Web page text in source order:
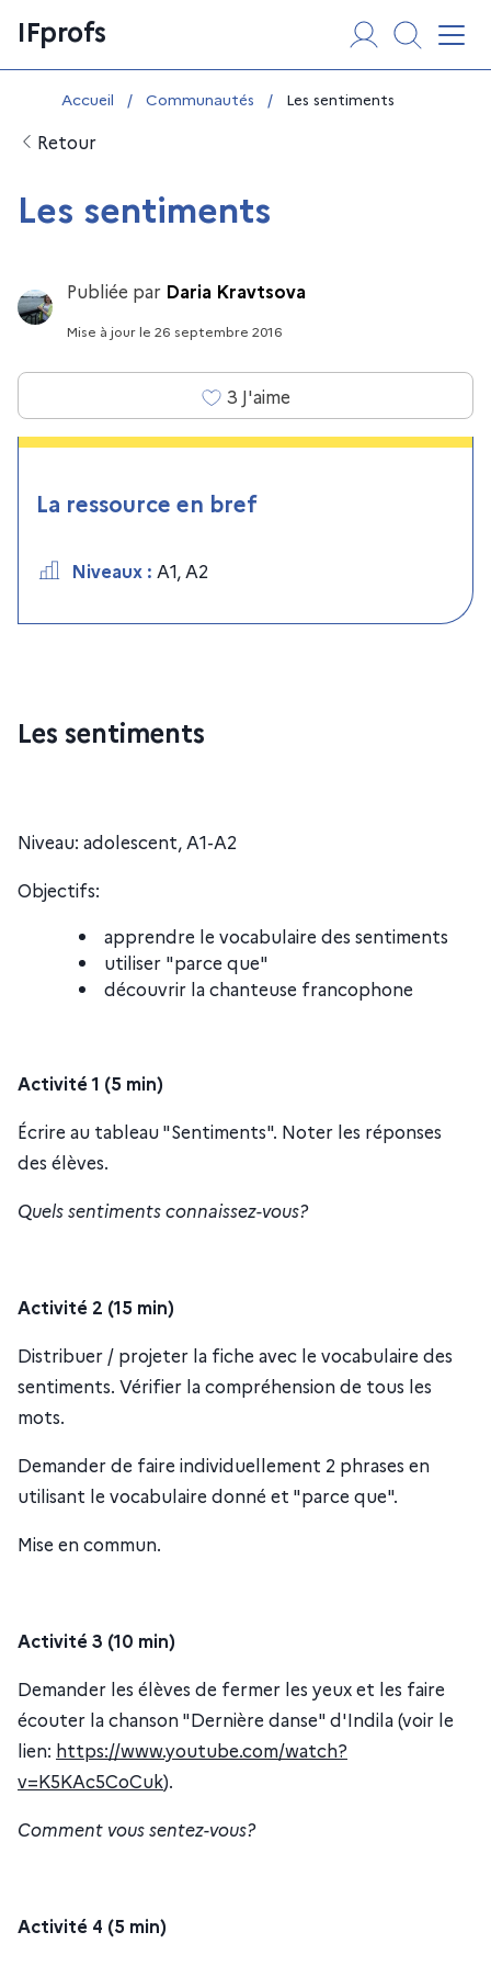
au
contenu
IFprofs
Vous êtes ici :
Accueil / Communautés / Les sentiments
Retour
Les sentiments
Publiée par Daria Kravtsova
Mise à jourle 26 septembre 2016
3 J'aime
La ressource en bref
Niveaux : A1, A2
Les sentiments
Niveau: adolescent, A1-A2
​Objectifs:
apprendre le vocabulaire des sentiments
utiliser "parce que"
découvrir la chanteuse francophone
Activité 1 (5 min)
Écrire au tableau "Sentiments". Noter les réponses
des élèves.
Quels sentiments connaissez-vous?
Activité 2 (15 min)
Distribuer / projeter la fiche avec le vocabulaire des
sentiments. Vérifier la compréhension de tous les
mots.
Demander de faire individuellement 2 phrases en
utilisant le vocabulaire donné et "parce que".
Mise en commun.
Activité 3 (10 min)
Demander les élèves de fermer les yeux et les faire
écouter la chanson "Dernière danse" d'Indila (voir le
lien: https://www.youtube.com/watch?
v=K5KAc5CoCuk).
Comment vous sentez-vous?
Activité 4 (5 min)